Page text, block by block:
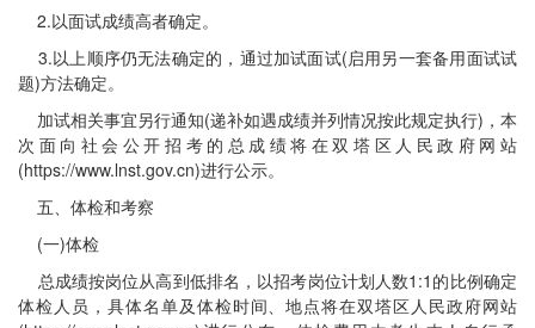
2.以面试成绩高者确定。
3.以上顺序仍无法确定的，通过加试面试(启用另一套备用面试试
题)方法确定。
加试相关事宜另行通知(递补如遇成绩并列情况按此规定执行)，本
次面向社会公开招考的总成绩将在双塔区人民政府网站
(https://www.lnst.gov.cn)进行公示。
五、体检和考察
(一)体检
总成绩按岗位从高到低排名，以招考岗位计划人数1:1的比例确定
体检人员，具体名单及体检时间、地点将在双塔区人民政府网站